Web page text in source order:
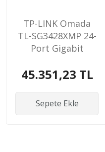
TP-LINK Omada
TL-SG3428XMP 24-
Port Gigabit
45.351,23 TL
Sepete Ekle